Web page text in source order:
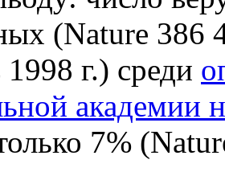
(Nature 386
г.) среди
7%